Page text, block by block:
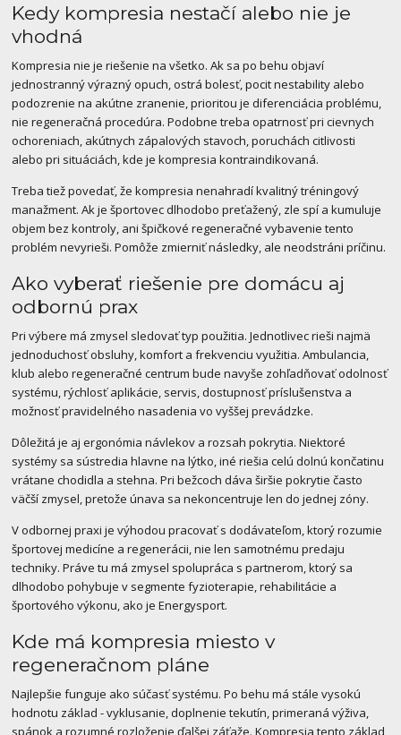
Kedy kompresia nestačí alebo nie je
vhodná
Kompresia nie je riešenie na všetko. Ak sa po behu objaví
jednostranný výrazný opuch, ostrá bolesť, pocit nestability alebo
podozrenie na akútne zranenie, prioritou je diferenciácia problému,
nie regeneračná procedúra. Podobne treba opatrnosť pri cievnych
ochoreniach, akútnych zápalových stavoch, poruchách citlivosti
alebo pri situáciách, kde je kompresia kontraindikovaná.
Treba tiež povedať, že kompresia nenahradí kvalitný tréningový
manažment. Ak je športovec dlhodobo preťažený, zle spí a kumuluje
objem bez kontroly, ani špičkové regeneračné vybavenie tento
problém nevyrieši. Pomôže zmierniť následky, ale neodstráni príčinu.
Ako vyberať riešenie pre domácu aj
odbornú prax
Pri výbere má zmysel sledovať typ použitia. Jednotlivec rieši najmä
jednoduchosť obsluhy, komfort a frekvenciu využitia. Ambulancia,
klub alebo regeneračné centrum bude navyše zohľadňovať odolnosť
systému, rýchlosť aplikácie, servis, dostupnosť príslušenstva a
možnosť pravidelného nasadenia vo vyššej prevádzke.
Dôležitá je aj ergonómia návlekov a rozsah pokrytia. Niektoré
systémy sa sústredia hlavne na lýtko, iné riešia celú dolnú končatinu
vrátane chodidla a stehna. Pri bežcoch dáva širšie pokrytie často
väčší zmysel, pretože únava sa nekoncentruje len do jednej zóny.
V odbornej praxi je výhodou pracovať s dodávateľom, ktorý rozumie
športovej medicíne a regenerácii, nie len samotnému predaju
techniky. Práve tu má zmysel spolupráca s partnerom, ktorý sa
dlhodobo pohybuje v segmente fyzioterapie, rehabilitácie a
športového výkonu, ako je Energysport.
Kde má kompresia miesto v
regeneračnom pláne
Najlepšie funguje ako súčasť systému. Po behu má stále vysokú
hodnotu základ - vyklusanie, doplnenie tekutín, primeraná výživa,
spánok a rozumné rozloženie ďalšej záťaže. Kompresia tento základ